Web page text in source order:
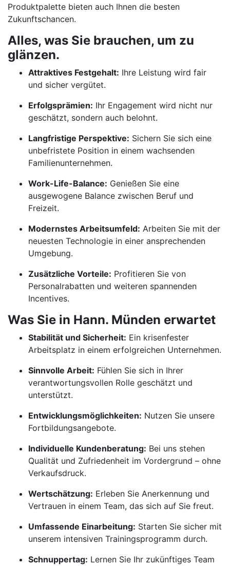
Produktpalette bieten auch Ihnen die besten
Zukunftschancen.
Alles, was Sie brauchen, um zu
glänzen.
Attraktives Festgehalt: Ihre Leistung wird fair
und sicher vergütet.
Erfolgsprämien: Ihr Engagement wird nicht nur
geschätzt, sondern auch belohnt.
Langfristige Perspektive: Sichern Sie sich eine
unbefristete Position in einem wachsenden
Familienunternehmen.
Work-Life-Balance: Genießen Sie eine
ausgewogene Balance zwischen Beruf und
Freizeit.
Modernstes Arbeitsumfeld: Arbeiten Sie mit der
neuesten Technologie in einer ansprechenden
Umgebung.
Zusätzliche Vorteile: Profitieren Sie von
Personalrabatten und weiteren spannenden
Incentives.
Was Sie in Hann. Münden erwartet
Stabilität und Sicherheit: Ein krisenfester
Arbeitsplatz in einem erfolgreichen Unternehmen.
Sinnvolle Arbeit: Fühlen Sie sich in Ihrer
verantwortungsvollen Rolle geschätzt und
unterstützt.
Entwicklungsmöglichkeiten: Nutzen Sie unsere
Fortbildungsangebote.
Individuelle Kundenberatung: Bei uns stehen
Qualität und Zufriedenheit im Vordergrund – ohne
Verkaufsdruck.
Wertschätzung: Erleben Sie Anerkennung und
Vertrauen in einem Team, das sich auf Sie freut.
Umfassende Einarbeitung: Starten Sie sicher mit
unserem intensiven Trainingsprogramm durch.
Schnuppertag: Lernen Sie Ihr zukünftiges Team